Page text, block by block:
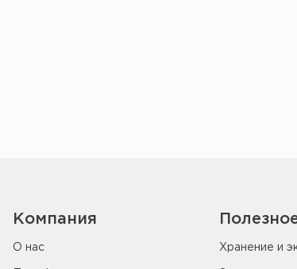
Компания
О нас Хранение и